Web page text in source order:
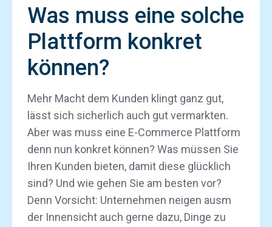
Was muss eine solche
Plattform konkret
können?
Mehr Macht dem Kunden klingt ganz gut,
lässt sich sicherlich auch gut vermarkten.
Aber was muss eine E-Commerce Plattform
denn nun konkret können? Was müssen Sie
Ihren Kunden bieten, damit diese glücklich
sind? Und wie gehen Sie am besten vor?
Denn Vorsicht: Unternehmen neigen ausm
der Innensicht auch gerne dazu, Dinge zu